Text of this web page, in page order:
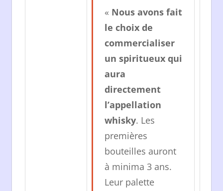
« Nous avons fait
le choix de
commercialiser
un spiritueux qui
aura
directement
l’appellation
whisky. Les
premières
bouteilles auront
à minima 3 ans.
Leur palette